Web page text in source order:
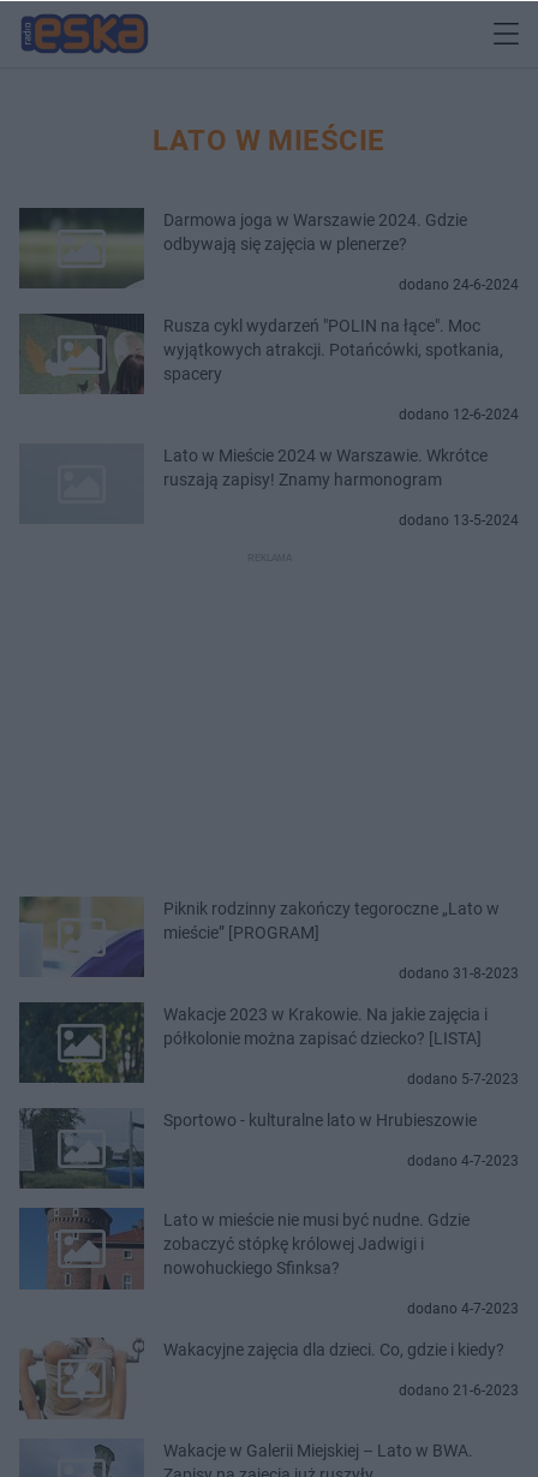
LATO W MIEŚCIE
Darmowa joga w Warszawie 2024. Gdzie
odbywają się zajęcia w plenerze?
dodano 24-6-2024
Rusza cykl wydarzeń "POLIN na łące". Moc
wyjątkowych atrakcji. Potańcówki, spotkania,
spacery
dodano 12-6-2024
Lato w Mieście 2024 w Warszawie. Wkrótce
ruszają zapisy! Znamy harmonogram
dodano 13-5-2024
Piknik rodzinny zakończy tegoroczne „Lato w
mieście” [PROGRAM]
dodano 31-8-2023
Wakacje 2023 w Krakowie. Na jakie zajęcia i
półkolonie można zapisać dziecko? [LISTA]
dodano 5-7-2023
Sportowo - kulturalne lato w Hrubieszowie
dodano 4-7-2023
Lato w mieście nie musi być nudne. Gdzie
zobaczyć stópkę królowej Jadwigi i
nowohuckiego Sfinksa?
dodano 4-7-2023
Wakacyjne zajęcia dla dzieci. Co, gdzie i kiedy?
dodano 21-6-2023
Wakacje w Galerii Miejskiej – Lato w BWA.